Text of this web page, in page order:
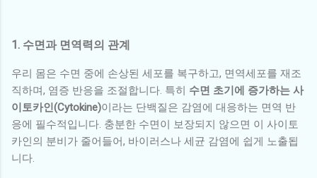
1. 수면과 면역력의 관계
우리 몸은 수면 중에 손상된 세포를 복구하고, 면역세포를 재조
직하며, 염증 반응을 조절합니다. 특히 수면 초기에 증가하는 사
이토카인(Cytokine)이라는 단백질은 감염에 대응하는 면역 반
응에 필수적입니다. 충분한 수면이 보장되지 않으면 이 사이토
카인의 분비가 줄어들어, 바이러스나 세균 감염에 쉽게 노출됩
니다.